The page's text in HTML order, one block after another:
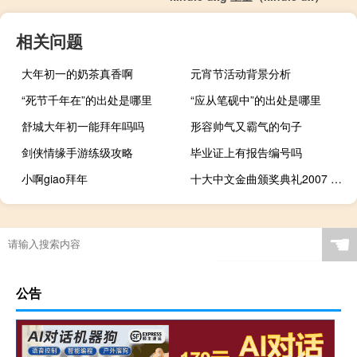
相关问题
大年初一的奶茶真香啊
元宵节活动背景分析
“死节千年在”的出处是哪里
“应从笔砚中”的出处是哪里
舒城大年初一能拜年吗吗
形容帅气又霸气的句子
剑侠情缘手游练级攻略
毕业证上有报告编号吗
小啊giao拜年
十大中文金曲颁奖典礼2007 十大中文金曲颁奖典礼
☚
公告